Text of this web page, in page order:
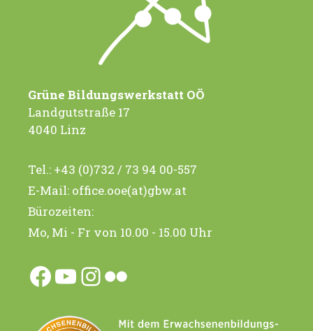
Grüne Bildungswerkstatt OÖ
Landgutstraße 17
4040 Linz
Tel.: +43 (0)732 / 73 94 00-557
E-Mail: office.ooe(at)gbw.at
Bürozeiten:
Mo, Mi - Fr von 10.00 - 15.00 Uhr
Facebook
YouTube
Instagram
Flickr